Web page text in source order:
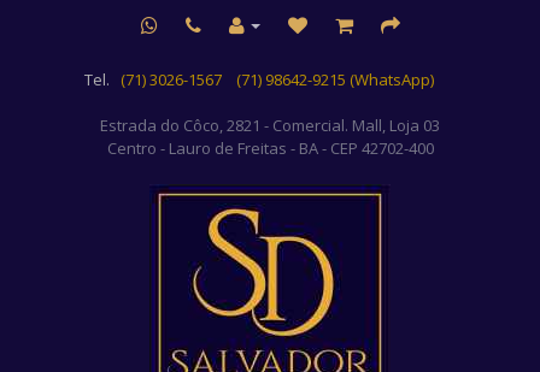
Tel. (71) 3026-1567 (71) 98642-9215 (WhatsApp)
Estrada do Côco, 2821 - Comercial. Mall, Loja 03
Centro - Lauro de Freitas - BA - CEP 42702-400